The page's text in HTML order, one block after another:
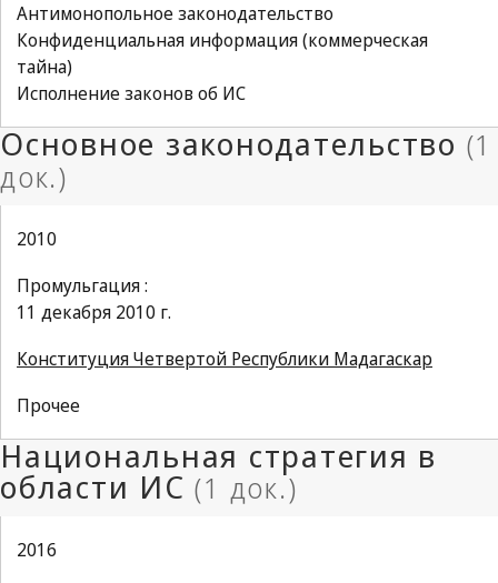
Антимонопольное законодательство
Конфиденциальная информация (коммерческая
тайна)
Исполнение законов об ИС
2010
Промульгация :
11 декабря 2010 г.
Конституция Четвертой Республики Мадагаскар
Прочее
2016